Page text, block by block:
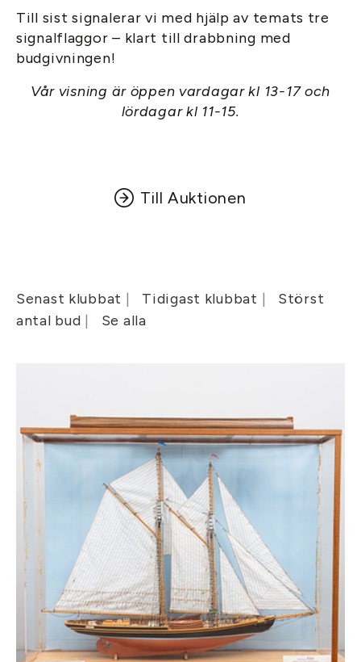
Till sist signalerar vi med hjälp av temats tre
signalflaggor – klart till drabbning med
budgivningen!
Vår visning är öppen vardagar kl 13-17 och
lördagar kl 11-15.
Till Auktionen
Senast klubbat Tidigast klubbat
Störst
antal bud
Se alla